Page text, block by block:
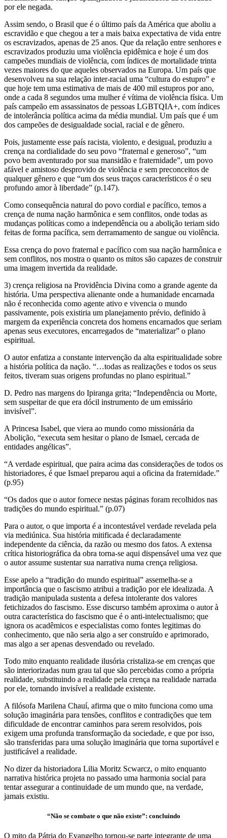
por ele negada.
Assim sendo, o Brasil que é o último país da América que aboliu a
escravidão e que chegou a ter a mais baixa expectativa de vida entre
os escravizados, apenas de 25 anos. Que da relação entre senhores e
escravizados produziu uma violência epidêmica e hoje é um dos
campeões mundiais de violência, com índices de mortalidade trinta
vezes maiores do que aqueles observados na Europa. Um país que
desenvolveu na sua relação inter-racial uma “cultura do estupro” e
que hoje tem uma estimativa de mais de 400 mil estupros por ano,
onde a cada 8 segundos uma mulher é vítima de violência física. Um
país campeão em assassinatos de pessoas LGBTQIA+, com índices
de intolerância política acima da média mundial. Um país que é um
dos campeões de desigualdade social, racial e de gênero.
Pois, justamente esse país racista, violento, e desigual, produziu a
crença na cordialidade do seu povo “fraternal e generoso”, “um
povo bem aventurado por sua mansidão e fraternidade”, um povo
afável e amistoso desprovido de violência e sem preconceitos de
qualquer gênero e que “um dos seus traços característicos é o seu
profundo amor à liberdade” (p.147).
Como consequência natural do povo cordial e pacífico, temos a
crença de numa nação harmônica e sem conflitos, onde todas as
mudanças políticas como a independência ou a abolição teriam sido
feitas de forma pacífica, sem derramamento de sangue ou violência.
Essa crença do povo fraternal e pacífico com sua nação harmônica e
sem conflitos, nos mostra o quanto os mitos são capazes de construir
uma imagem invertida da realidade.
3) crença religiosa na Providência Divina como a grande agente da
história. Uma perspectiva alienante onde a humanidade encarnada
não é reconhecida como agente ativo e vivencia o mundo
passivamente, pois existiria um planejamento prévio, definido à
margem da experiência concreta dos homens encarnados que seriam
apenas seus executores, encarregados de “materializar” o plano
espiritual.
O autor enfatiza a constante intervenção da alta espiritualidade sobre
a história política da nação. “…todas as realizações e todos os seus
feitos, tiveram suas origens profundas no plano espiritual.”
D. Pedro nas margens do Ipiranga grita; “Independência ou Morte,
sem suspeitar de que era dócil instrumento de um emissário
invisível”.
A Princesa Isabel, que viera ao mundo como missionária da
Abolição, “executa sem hesitar o plano de Ismael, cercada de
entidades angélicas”.
“A verdade espiritual, que paira acima das considerações de todos os
historiadores, é que Ismael preparou aqui a oficina da fraternidade.”
(p.95)
“Os dados que o autor fornece nestas páginas foram recolhidos nas
tradições do mundo espiritual.” (p.07)
Para o autor, o que importa é a incontestável verdade revelada pela
via mediúnica. Sua história mitificada é declaradamente
independente da ciência, da razão ou mesmo dos fatos. A extensa
crítica historiográfica da obra torna-se aqui dispensável uma vez que
o autor assume sustentar sua narrativa numa crença religiosa.
Esse apelo a “tradição do mundo espiritual” assemelha-se a
importância que o fascismo atribui a tradição por ele idealizada. A
tradição manipulada sustenta a defesa intolerante dos valores
fetichizados do fascismo. Esse discurso também aproxima o autor à
outra característica do fascismo que é o anti-intelectualismo; que
ignora os acadêmicos e especialistas como fontes legitimas do
conhecimento, que não seria algo a ser construído e aprimorado,
mas algo a ser apenas desvendado ou revelado.
Todo mito enquanto realidade ilusória cristaliza-se em crenças que
são interiorizadas num grau tal que são percebidas como a própria
realidade, substituindo a realidade pela crença na realidade narrada
por ele, tornando invisível a realidade existente.
A filósofa Marilena Chauí, afirma que o mito funciona como uma
solução imaginária para tensões, conflitos e contradições que tem
dificuldade de encontrar caminhos para serem resolvidos, pois
exigem uma profunda transformação da sociedade, e que por isso,
são transferidas para uma solução imaginária que torna suportável e
justificável a realidade.
No dizer da historiadora Lilia Moritz Scwarcz, o mito enquanto
narrativa histórica projeta no passado uma harmonia social para
tentar assegurar a continuidade de um mundo que, na verdade,
jamais existiu.
“Não se combate o que não existe”: concluindo
O mito da Pátria do Evangelho tornou-se parte integrante de uma